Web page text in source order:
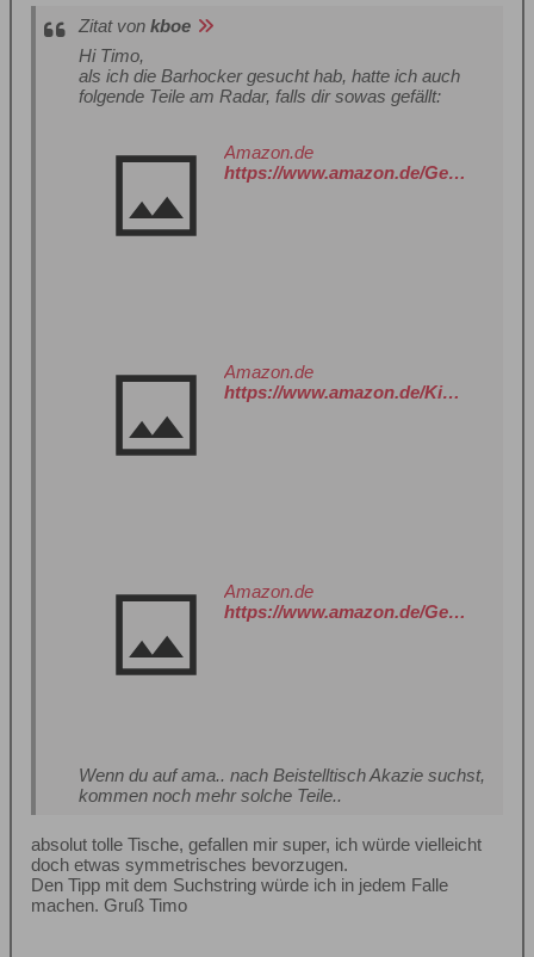
Zitat von kboe
Hi Timo,
als ich die Barhocker gesucht hab, hatte ich auch
folgende Teile am Radar, falls dir sowas gefällt:
Amazon.de
https://www.amazon.de/Gecheer-Beistelltisch-Couchtisch-Kaffeetisch-Telefontisch/dp/B0B3VH5GRN?__mk_de_DE=%C3%85M%C3%85%C5%BD%C3%95%C3%91&crid=1CLP7DDNU7V6O&dib=eyJ2IjoiMSJ9.dSBvAXyh-GNG-vW4Dj-JHBZFGd-YGzcRSbCdChFNWhIrCjl33KnxL911n0qW6mbdmyeQtWiG0XiBZ_InQunSki63RUkAf5NRM3nrPQmBNGgMnWj0oPAGgthBocZXxB_VW_QmegqeCzMmfAHfaF1NCurjspQ7hNxv4USpwrwD7Q4ZtBiHNocUF9QV1H6V6EFuKB0mKVpGuBMb7x60xRyeBU0TAIL3LpfTjaHKRPq6F_6LHvRAmHE_enFqJjBbdXN9.d5SD4fNvhDH_740qVLUcPV7RflGF1RH-kQtT9vNFQMQ&dib_tag=se&keywords=beistelltisch+akazie&qid=1755263648&s=kitchen&sprefix=beistelltisch+akazie%2Ckitchen%2C194&sr=1-335&xpid=FgqhAAH5xBYGf
Amazon.de
https://www.amazon.de/Kinaree-Beistelltisch-Akazie-Nong-Prue/dp/B01MG3V8W4?__mk_de_DE=%C3%85M%C3%85%C5%BD%C3%95%C3%91&crid=1CLP7DDNU7V6O&dib=eyJ2IjoiMSJ9.a4Cku5u0ljWEuHYD_3uqCmArObkGUszGh57Kl7k5Jjv_2cumfEWly5_2Isra2Wo1WN2ZsI_xYsXgkk4xcXRdrA46vN9uZ3UNBxG6Uzx8kDo.u6dxkAkjvAOhuGwQTg3jCXP_KpUIe4CYHoDGPoExUzk&dib_tag=se&keywords=beistelltisch+akazie&qid=1755263667&s=kitchen&sprefix=beistelltisch+akazie%2Ckitchen%2C194&sr=1-344&xpid=FgqhAAH5xBYGf
Amazon.de
https://www.amazon.de/Gedrehter-Holzhocker-Beistelltisch-Blumenst%C3%A4nder-Blumens%C3%A4ule/dp/B07Y1SQ2JL?__mk_de_DE=%C3%85M%C3%85%C5%BD%C3%95%C3%91&crid=1CLP7DDNU7V6O&dib=eyJ2IjoiMSJ9.w4DEYzI0CL7dJzYRAKQQRfDXFqakmB09ScM1pPUVHKmKDYgGLqElYjVSbz5NFLI78G7NALO51M5KtXfV63rJHLpL1ShGR-SqW0WpVlNHm6g.n-tP9M_01Xjjg4iv8Sra9TT0Eq44IQEUoyNPAgwatA0&dib_tag=se&keywords=beistelltisch+akazie&qid=1755263368&s=kitchen&sprefix=beistelltisch+akazie%2Ckitchen%2C194&sr=1-52&xpid=FgqhAAH5xBYGf
Wenn du auf ama.. nach Beistelltisch Akazie suchst,
kommen noch mehr solche Teile..
absolut tolle Tische, gefallen mir super, ich würde vielleicht
doch etwas symmetrisches bevorzugen.
Den Tipp mit dem Suchstring würde ich in jedem Falle
machen. Gruß Timo